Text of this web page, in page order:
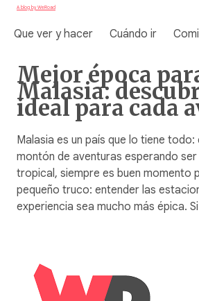
A blog by WeRoad
Que ver y hacer Cuándo ir
Mejor época
Malasia:
ideal para cada
Malasia es un país que lo tiene
montón de aventuras esperando ser
tropical, siempre es buen momento
pequeño truco: entender las
experiencia sea mucho más épica.